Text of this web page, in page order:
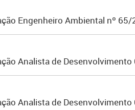
Engenheiro Ambiental nº 65/
Analista de
Analista de